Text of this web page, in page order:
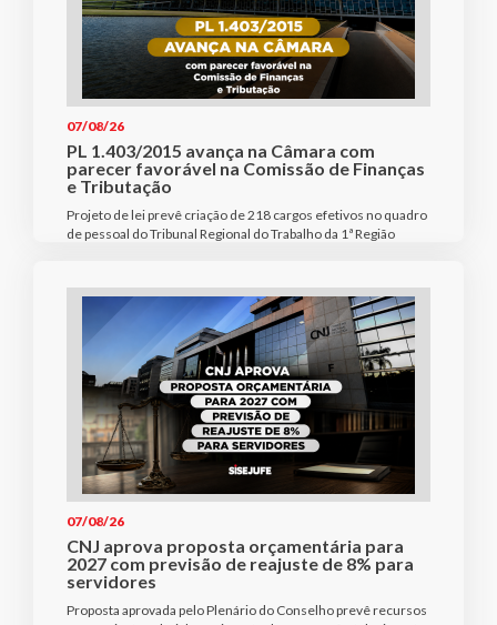
07/08/26
PL 1.403/2015 avança na Câmara com
parecer favorável na Comissão de Finanças
e Tributação
Projeto de lei prevê criação de 218 cargos efetivos no quadro
de pessoal do Tribunal Regional do Trabalho da 1ª Região
07/08/26
CNJ aprova proposta orçamentária para
2027 com previsão de reajuste de 8% para
servidores
Proposta aprovada pelo Plenário do Conselho prevê recursos